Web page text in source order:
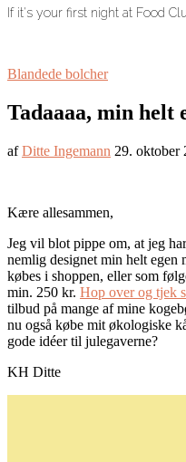
If it's your first night at Food
Blandede bolcher
Tadaaaa, min helt
afDitte Ingemann 29. oktober
Kære allesammen,
Jeg vil blot pippe om, at jeg
nemlig designet min helt egen
købes i shoppen, eller som
min. 250 kr. Hop over og tjek
tilbud på mange af mine
nu også købe mit økologiske
gode idéer til julegaverne?
KH Ditte